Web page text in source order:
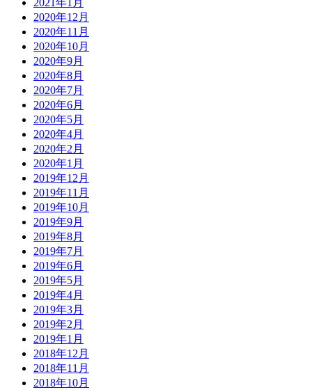
2020年12月
2020年11月
2020年10月
2020年9月
2020年8月
2020年7月
2020年6月
2020年5月
2020年4月
2020年2月
2020年1月
2019年12月
2019年11月
2019年10月
2019年9月
2019年8月
2019年7月
2019年6月
2019年5月
2019年4月
2019年3月
2019年2月
2019年1月
2018年12月
2018年11月
2018年10月